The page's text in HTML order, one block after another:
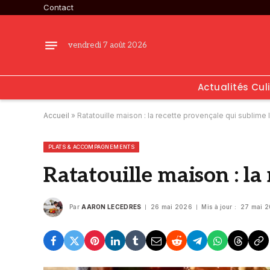
Contact
vendredi 7 août 2026
Actualités
Accueil » Ratatouille maison : la recette provençale qui sublime
PLATS & ACCOMPAGNEMENTS
Ratatouille maison : la
Par AARON LECEDRES 26 mai 2026 Mis à jour : 27 mai